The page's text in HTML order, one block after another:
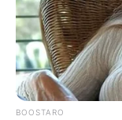
BOOSTARO